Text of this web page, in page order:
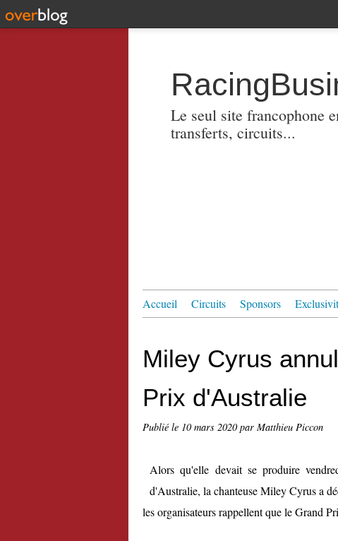
Le seul site francophone
transferts, circuits...
Accueil Circuits Sponsors
Miley Cyrus
Prix d'Australie
Publié le 10 mars 2020par Matthieu Piccon
Alors qu'elle devait se produire
d'Australie, la chanteuse Miley Cyrus a
les organisateurs rappellent que le Grand